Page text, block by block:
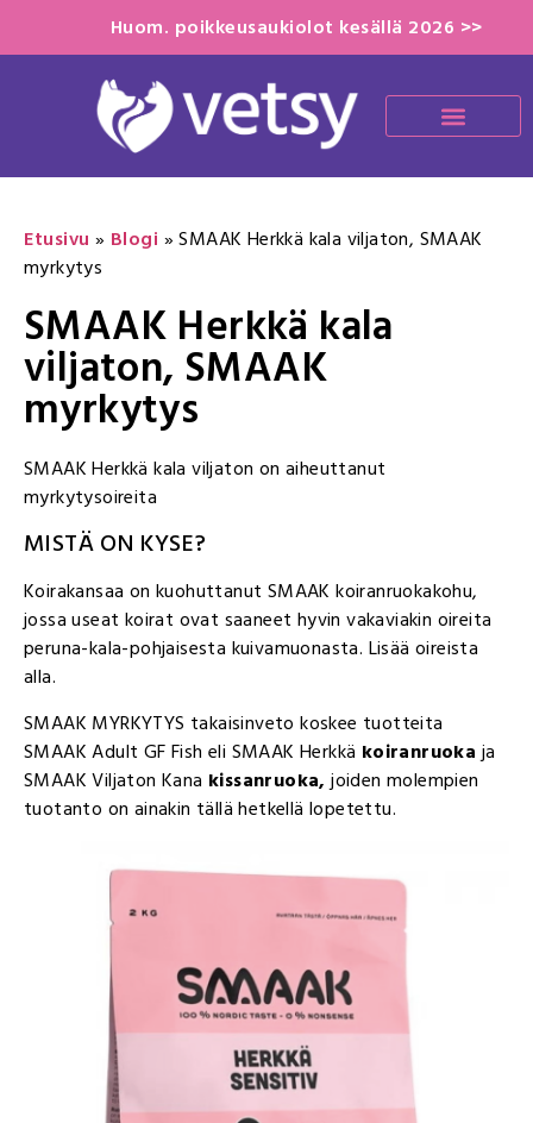
Huom. poikkeusaukiolot kesällä 2026 >>
Etusivu » Blogi »SMAAK Herkkä kala viljaton, SMAAK
myrkytys
SMAAK Herkkä kala
viljaton, SMAAK
myrkytys
SMAAK Herkkä kala viljaton on aiheuttanut
myrkytysoireita
MISTÄ ON KYSE?
Koirakansaa on kuohuttanut SMAAK koiranruokakohu,
jossa useat koirat ovat saaneet hyvin vakaviakin oireita
peruna-kala-pohjaisesta kuivamuonasta. Lisää oireista
alla.
SMAAK MYRKYTYS takaisinveto koskee tuotteita
SMAAK Adult GF Fish eli SMAAK Herkkä koiranruokaja
SMAAK Viljaton Kana kissanruoka,joiden molempien
tuotanto on ainakin tällä hetkellä lopetettu.